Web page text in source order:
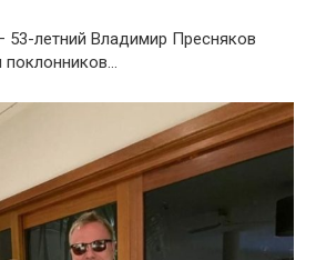
летний Владимир Пресняков